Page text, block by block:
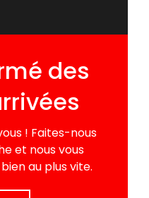
des
! Faites-nous
et nous vous
au plus vite.